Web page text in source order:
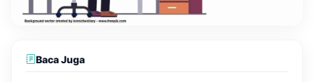
Baca Juga